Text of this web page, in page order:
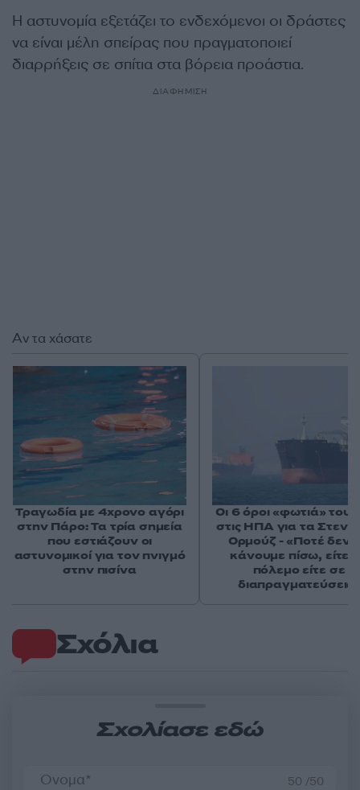
Η αστυνομία εξετάζει το ενδεχόμενοι οι δράστες
να είναι μέλη σπείρας που πραγματοποιεί
διαρρήξεις σε σπίτια στα βόρεια προάστια.
ΔΙΑΦΗΜΙΣΗ
Σχόλια
Σχολίασε εδώ
50 /50
Αν τα χάσατε
Τραγωδία με 4χρονο αγόρι
στην Πάρο: Τα τρία σημεία
που εστιάζουν οι
αστυνομικοί για τον πνιγμό
στην πισίνα
Οι 6 όροι «φωτιά» του
στις ΗΠΑ για τα Στενά
Ορμούζ - «Ποτέ δεν
κάνουμε πίσω, είτε
πόλεμο είτε σε
διαπραγματεύσεις»